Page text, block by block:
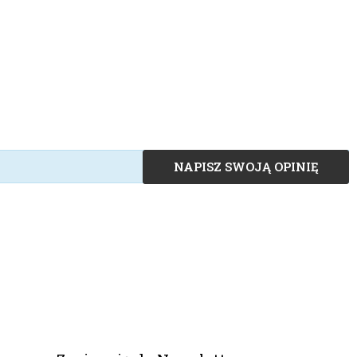
NAPISZ SWOJĄ OPINIĘ